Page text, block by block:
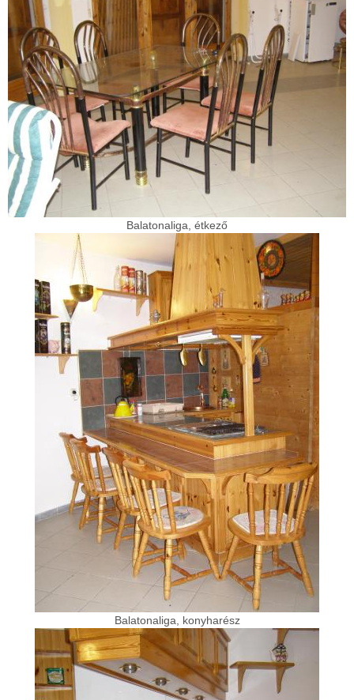
Balatonaliga, étkező
Balatonaliga, konyharész